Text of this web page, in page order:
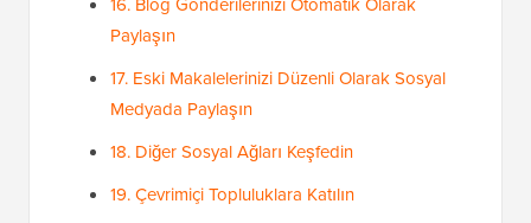
Paylaşın
17. Eski Makalelerinizi Düzenli Olarak Sosyal
Medyada Paylaşın
18. Diğer Sosyal Ağları Keşfedin
19. Çevrimiçi Topluluklara Katılın